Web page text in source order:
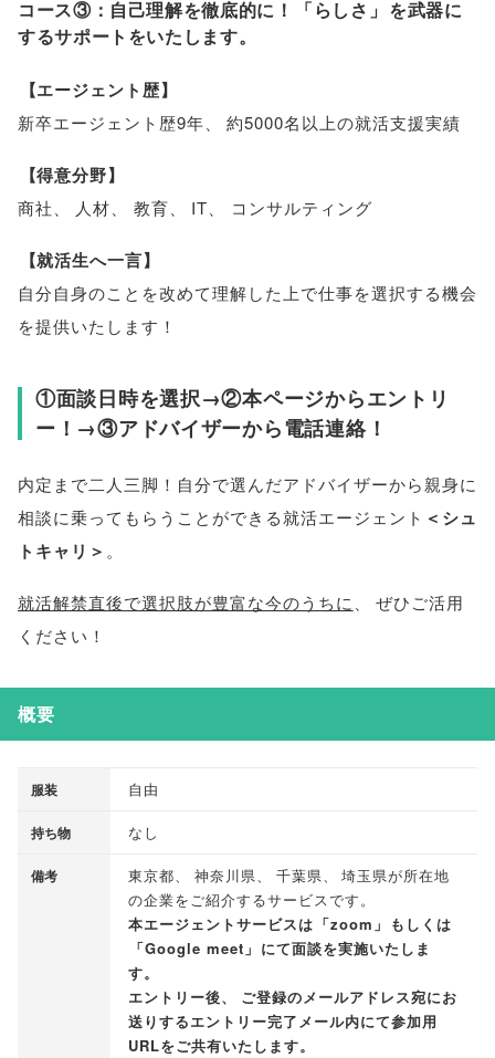
コース③：自己理解を徹底的に！ 「らしさ 」 を武器に
するサポートをいたします。
【エージェント歴】
新卒エージェント歴9年 約5000名以上の就活支援実績
【得意分野】
商社 人材 教育 IT コンサルティング
【就活生へ一言】
自分自身のことを改めて理解した上で仕事を選択する機会
を提供いたします！
①面談日時を選択→②本ページからエントリ
ー！→③アドバイザーから電話連絡！
内定まで二人三脚！自分で選んだアドバイザーから親身に
相談に乗ってもらうことができる就活エージェント ＜シュ
トキャリ＞ 。
就活解禁直後で選択肢が豊富な今のうちに
ぜひご活用
ください！
概要
服装 自由
持ち物 なし
備考 東京都、 神奈川県、 千葉県、
埼玉県が所在地
の企業をご紹介するサービスです。
本エージェントサービスは 「zoom 」 もしくは
「Google meet 」 にて面談を実施いたしま
す。
エントリー後、
ご登録のメールアドレス宛にお
送りするエントリー完了メール内にて参加用
URLをご共有いたします。